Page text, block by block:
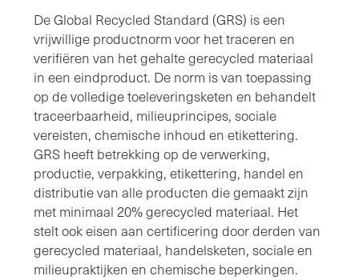
De Global Recycled Standard (GRS) is een
vrijwillige productnorm voor het traceren en
verifiëren van het gehalte gerecycled materiaal
in een eindproduct. De norm is van toepassing
op de volledige toeleveringsketen en behandelt
traceerbaarheid, milieuprincipes, sociale
vereisten, chemische inhoud en etikettering.
GRS heeft betrekking op de verwerking,
productie, verpakking, etikettering, handel en
distributie van alle producten die gemaakt zijn
met minimaal 20% gerecycled materiaal. Het
stelt ook eisen aan certificering door derden van
gerecycled materiaal, handelsketen, sociale en
milieupraktijken en chemische beperkingen.